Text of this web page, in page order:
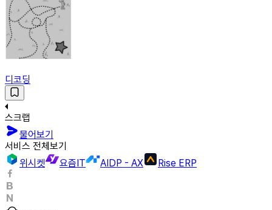
디코딩
스크랩
물어보기
서비스 전체보기
위시켓
요즘IT AIDP - AX Rise ERP